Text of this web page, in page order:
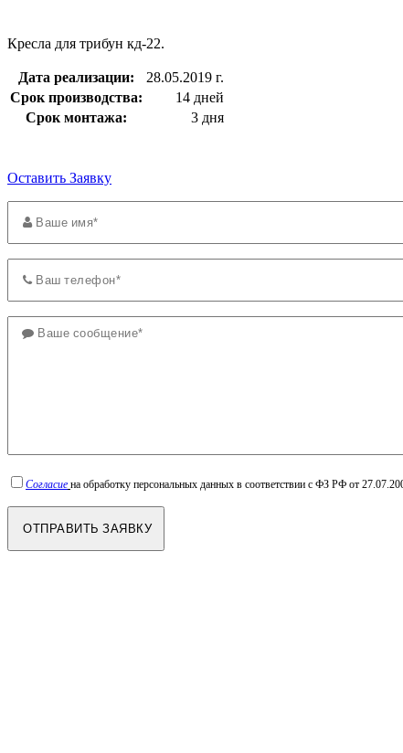
Кресла для трибун кд-22.
Дата реализации:
28.05.2019 г.
Срок производства:
14 дней
Срок монтажа:
3 дня
Оставить Заявку
Согласие на обработку персональных данных в соответствии с ФЗ РФ от